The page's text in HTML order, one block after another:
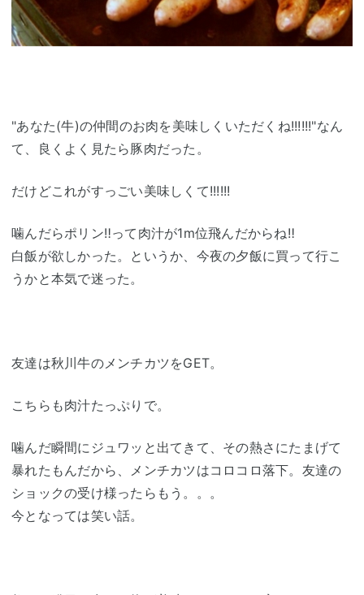
"あなた(牛)の仲間のお肉を美味しくいただくね!!!!!!"なん
て、良くよく見たら豚肉だった。
だけどこれがすっごい美味しくて!!!!!!
噛んだらポリン‼って肉汁が1m位飛んだからね‼
白飯が欲しかった。というか、今夜の夕飯に買って行こ
うかと本気で迷った。
友達は秋川牛のメンチカツをGET。
こちらも肉汁たっぷりで。
噛んだ瞬間にジュワッと出てきて、その熱さにたまげて
暴れたもんだから、メンチカツはコロコロ落下。友達の
ショックの受け様ったらもう。。。
今となっては笑い話。